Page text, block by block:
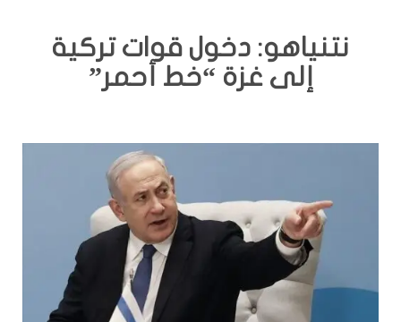
نتنياهو: دخول قوات تركية
إلى غزة “خط أحمر”